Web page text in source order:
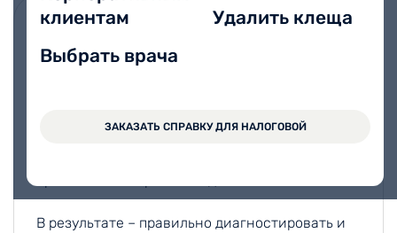
клиентам
Выбрать врача
Удалить клеща
ЗАКАЗАТЬ СПРАВКУ ДЛЯ НАЛОГОВОЙ
центре Вита принимают опытные,
высокая квалификация, умение найти подход
к любому ребенку, позволяют им расположить
В результате – правильно диагностировать и